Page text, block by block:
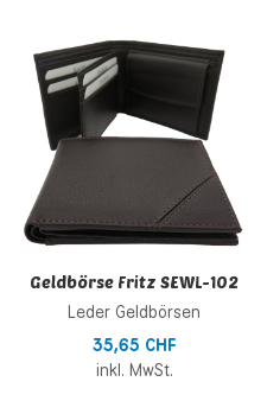
Zur Wunschliste hinzufügen
Zur Vergleichsliste hinzufügen
Schnellansicht
Geldbörse Fritz SEWL-102
Leder Geldbörsen
35,65 CHF
inkl. MwSt.